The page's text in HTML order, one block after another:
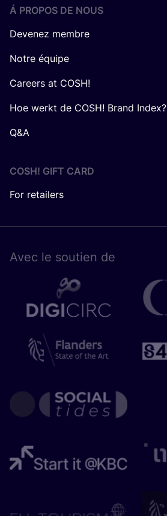
Á PROPOS DE NOUS
Devenez membre
Notre équipe
Careers at COSH!
Hoe werkt de COSH! Brand Index?
Q&A
COSH! GIFT CARD
For retailers
Avec le sou­tien de